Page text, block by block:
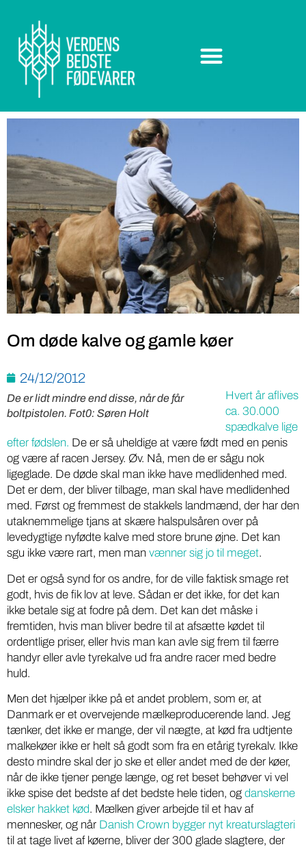
Om døde kalve og gamle køer
24/12/2012
De er lidt mindre end disse, når de får
boltpistolen. Fot0: Søren Holt
Hvert år aflives
ca. 30.000
spædkalve lige
efter fødslen. De er så uheldige at være født med en penis
og være af racen Jersey. Øv. Nå, men de er sågu nok
ligeglade. De døde skal man ikke have medlidenhed med.
Det er dem, der bliver tilbage, man skal have medlidenhed
med. Først og fremmest de stakkels landmænd, der har den
utaknemmelige tjans at skære halspulsåren over på
levedygtige nyfødte kalve med store brune øjne. Det kan
sgu ikke være rart, men man vænner sig jo til meget.
Det er også synd for os andre, for de ville faktisk smage ret
godt, hvis de fik lov at leve. Sådan er det ikke, for det kan
ikke betale sig at fodre på dem. Det kan det måske i
fremtiden, hvis man bliver bedre til at afsætte kødet til
ordentlige priser, eller hvis man kan avle sig frem til færre
handyr eller avle tyrekalve ud fra andre racer med bedre
huld.
Men det hjælper ikke på et andet problem, som er, at
Danmark er et overvejende mælkeproducerende land. Jeg
tænker, det ikke er mange, der vil nægte, at kød fra udtjente
malkekøer ikke er helt så godt som fra en etårig tyrekalv. Ikke
desto mindre skal der jo ske et eller andet med de der køer,
når de ikke tjener penge længe, og ret beset behøver vi vel
ikke spise det bedste af det bedste hele tiden, og danskerne
elsker hakket kød. Mælken giver arbejde til et hav af
mennesker, og når Danish Crown bygger nyt kreaturslagteri
til at tage livet af køerne, bliver der 300 glade slagtere, der